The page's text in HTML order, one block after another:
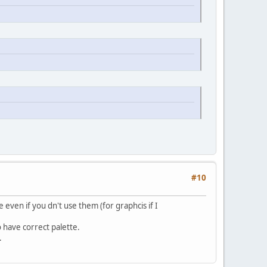
#10
even if you dn't use them (for graphcis if I
have correct palette.